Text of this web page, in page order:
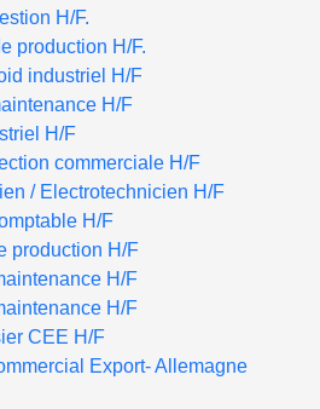
H/F.
production H/F.
industriel H/F
H/F
H/F
commerciale H/F
/ Electrotechnicien H/F
H/F
production H/F
H/F
H/F
CEE H/F
Export- Allemagne